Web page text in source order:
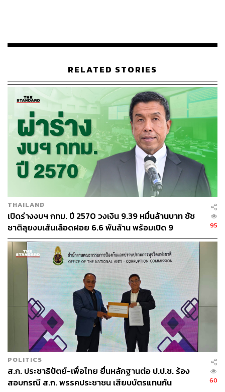
RELATED STORIES
THAILAND
เปิดร่างงบฯ กทม. ปี 2570 วงเงิน 9.39 หมื่นล้านบาท ชัช
ชาติลุยงบเส้นเลือดฝอย 6.6 พันล้าน พร้อมเปิด 9
ยุทธศาสตร์พัฒนาเมือง
95
POLITICS
ส.ก. ประชาธิปัตย์-เพื่อไทย ยื่นหลักฐานต่อ ป.ป.ช. ร้อง
สอบกรณี ส.ก. พรรคประชาชน เสียบบัตรแทนกัน
60